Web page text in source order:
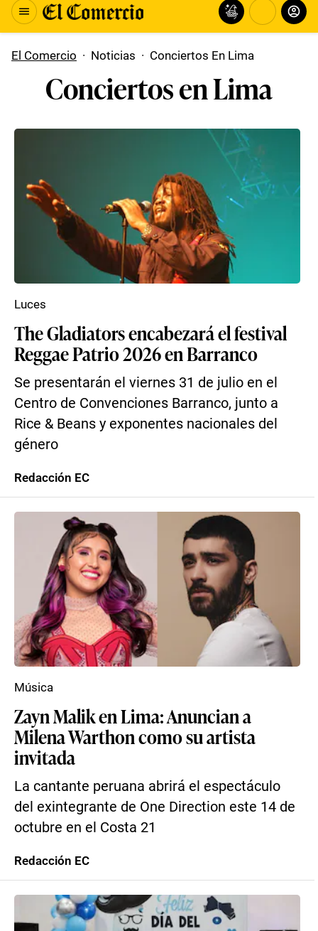
El Comercio · Noticias · Conciertos En Lima
Conciertos en Lima
The Gladiators encabezará el festival
Reggae Patrio 2026 en Barranco
Se presentarán el viernes 31 de julio en el
Centro de Convenciones Barranco, junto a
Rice & Beans y exponentes nacionales del
género
Luces
Redacción EC
Zayn Malik en Lima: Anuncian a
Milena Warthon como su artista
invitada
La cantante peruana abrirá el espectáculo
del exintegrante de One Direction este 14 de
octubre en el Costa 21
Música
Redacción EC